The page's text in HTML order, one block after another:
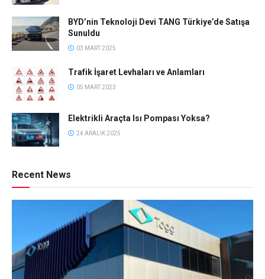
BYD’nin Teknoloji Devi TANG Türkiye’de Satışa
Sunuldu
03 MART 2025
Trafik İşaret Levhaları ve Anlamları
05 MART 2023
Elektrikli Araçta Isı Pompası Yoksa?
24 ARALIK 2025
Recent News